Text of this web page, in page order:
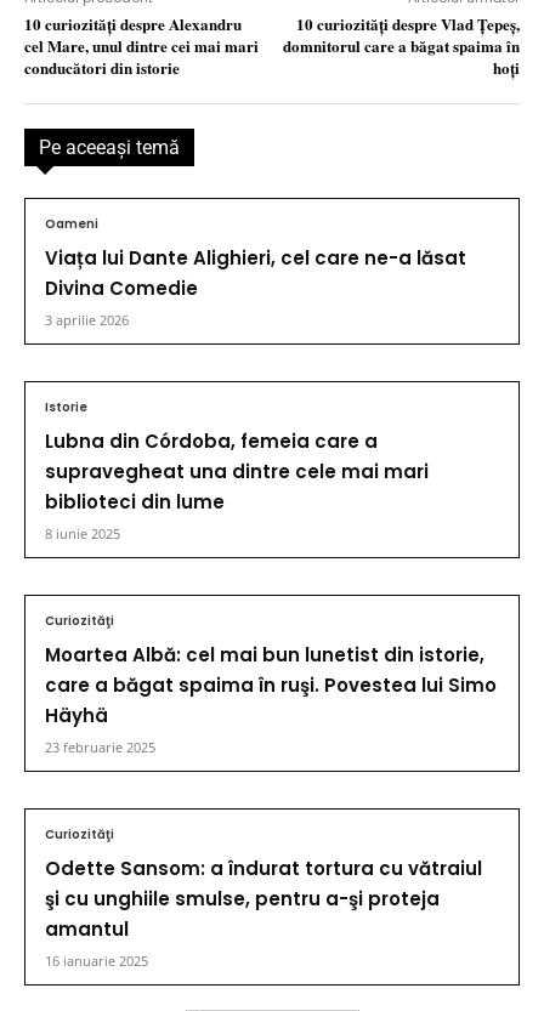
10 curiozităţi despre Alexandru
cel Mare, unul dintre cei mai mari
conducători din istorie
10 curiozităţi despre Vlad Ţepeş,
domnitorul care a băgat spaima în
hoţi
Pe aceeaşi temă
Oameni
Viața lui Dante Alighieri, cel care ne-a lăsat
Divina Comedie
3 aprilie 2026
Istorie
Lubna din Córdoba, femeia care a
supravegheat una dintre cele mai mari
biblioteci din lume
8 iunie 2025
Curiozităţi
Moartea Albă: cel mai bun lunetist din istorie,
care a băgat spaima în ruşi. Povestea lui Simo
Häyhä
23 februarie 2025
Curiozităţi
Odette Sansom: a îndurat tortura cu vătraiul
şi cu unghiile smulse, pentru a-şi proteja
amantul
16 ianuarie 2025